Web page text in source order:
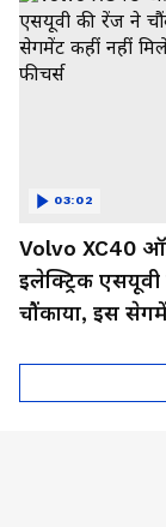
Volvo XC40
इलेक्ट्रिक
चौंकाया, इस
03:02